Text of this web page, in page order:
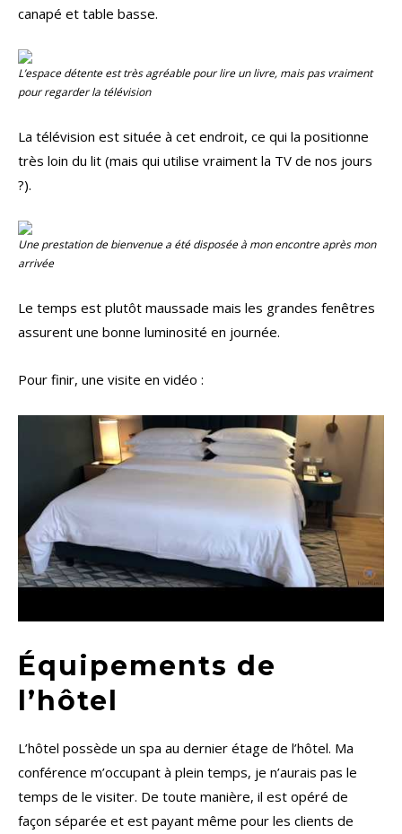
canapé et table basse.
L’espace détente est très agréable pour lire un livre, mais pas vraiment
pour regarder la télévision
La télévision est située à cet endroit, ce qui la positionne
très loin du lit (mais qui utilise vraiment la TV de nos jours
?).
Une prestation de bienvenue a été disposée à mon encontre après mon
arrivée
Le temps est plutôt maussade mais les grandes fenêtres
assurent une bonne luminosité en journée.
Pour finir, une visite en vidéo :
Équipements de
l’hôtel
L’hôtel possède un spa au dernier étage de l’hôtel. Ma
conférence m’occupant à plein temps, je n’aurais pas le
temps de le visiter. De toute manière, il est opéré de
façon séparée et est payant même pour les clients de